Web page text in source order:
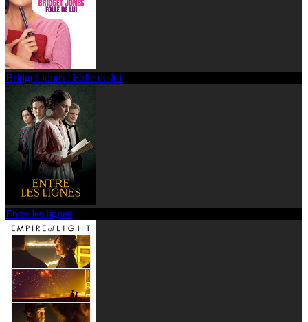
Bridget Jones : Folle de lui
Entre les lignes